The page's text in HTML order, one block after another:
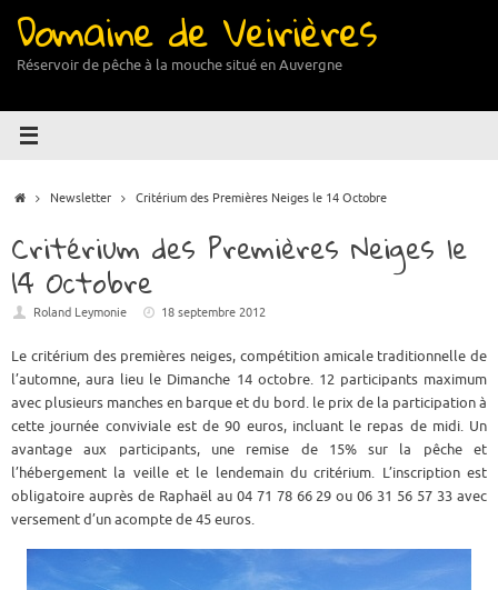
contenu
Domaine de Veirières
Réservoir de pêche à la mouche situé en Auvergne
AccueilNewsletter Critérium des Premières Neiges le 14 Octobre
Critérium des Premières Neiges le
14 Octobre
Roland Leymonie 18 septembre 2012
Le critérium des premières neiges, compétition amicale traditionnelle de
l’automne, aura lieu le Dimanche 14 octobre. 12 participants maximum
avec plusieurs manches en barque et du bord. le prix de la participation à
cette journée conviviale est de 90 euros, incluant le repas de midi. Un
avantage aux participants, une remise de 15% sur la pêche et
l’hébergement la veille et le lendemain du critérium. L’inscription est
obligatoire auprès de Raphaël au 04 71 78 66 29 ou 06 31 56 57 33 avec
versement d’un acompte de 45 euros.